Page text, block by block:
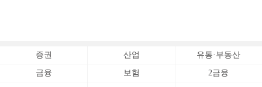
증권 산업 유통·부동산
금융 보험 2금융